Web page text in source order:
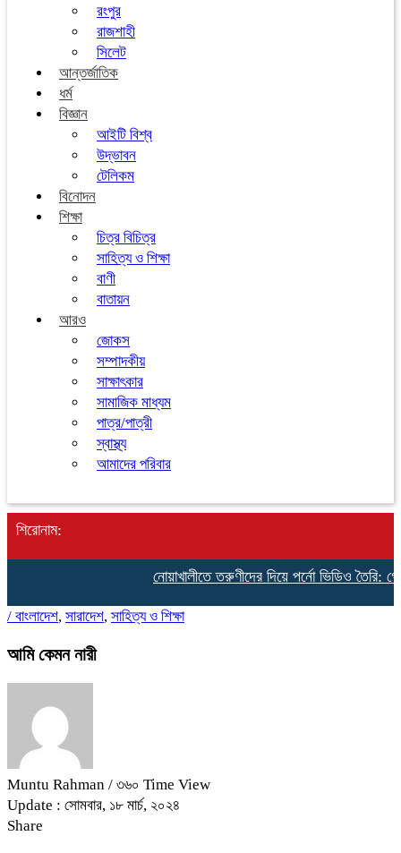
রংপুর
রাজশাহী
সিলেট
আন্তর্জাতিক
ধর্ম
বিজ্ঞান
আইটি বিশ্ব
উদ্ভাবন
টেলিকম
বিনোদন
শিক্ষা
চিত্র বিচিত্র
সাহিত্য ও শিক্ষা
বাণী
বাতায়ন
আরও
জোকস
সম্পাদকীয়
সাক্ষাৎকার
সামাজিক মাধ্যম
পাত্র/পাত্রী
স্বাস্থ্য
আমাদের পরিবার
শিরোনাম:
নোয়াখালীতে তরুণীদের দিয়ে পর্নো ভিডিও তৈরি:
/ বাংলাদেশ, সারাদেশ, সাহিত্য ও শিক্ষা
আমি কেমন নারী
Muntu Rahman / ৩৬০ Time View
Update : সোমবার, ১৮ মার্চ, ২০২৪
Share